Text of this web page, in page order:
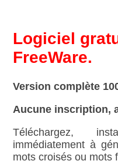
Logiciel
FreeWare.
Version complète
Aucune inscription,
Téléchargez,
immédiatement à
mots croisés ou mots